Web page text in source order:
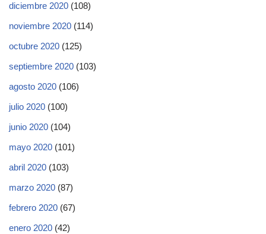
diciembre 2020 (108)
noviembre 2020 (114)
octubre 2020 (125)
septiembre 2020 (103)
agosto 2020 (106)
julio 2020 (100)
junio 2020 (104)
mayo 2020 (101)
abril 2020 (103)
marzo 2020 (87)
febrero 2020 (67)
enero 2020 (42)